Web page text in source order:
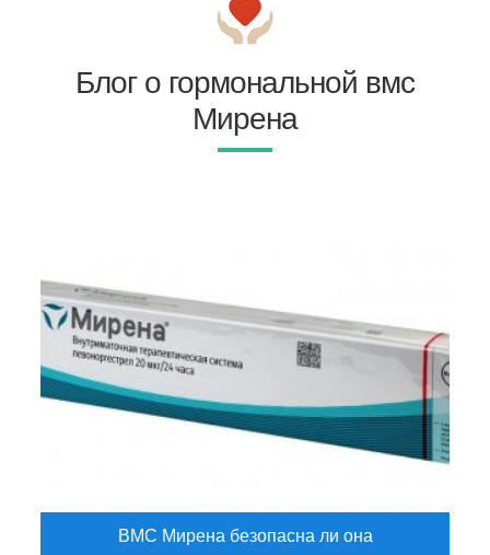
Блог о гормональной вмс
Мирена
ВМС Мирена безопасна ли она